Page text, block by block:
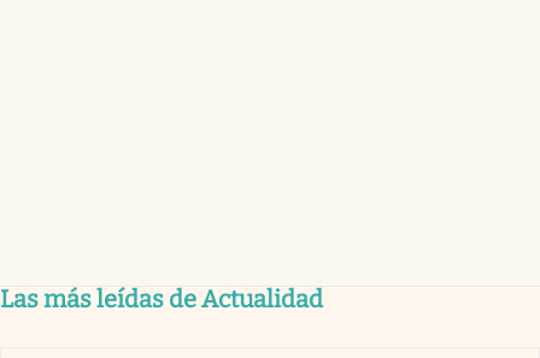
Las más leídas de Actualidad